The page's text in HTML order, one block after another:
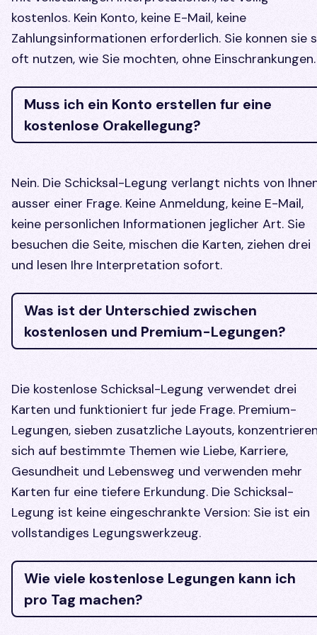
kostenlos. Kein Konto, keine E-Mail, keine
Zahlungsinformationen erforderlich. Sie konnen sie
oft nutzen, wie Sie mochten, ohne Einschrankungen.
Muss ich ein Konto erstellen fur eine
kostenlose Orakellegung?
Nein. Die Schicksal-Legung verlangt nichts von
ausser einer Frage. Keine Anmeldung, keine E-Mail,
keine personlichen Informationen jeglicher Art. Sie
besuchen die Seite, mischen die Karten, ziehen drei
und lesen Ihre Interpretation sofort.
Was ist der Unterschied zwischen
kostenlosen und Premium-Legungen?
Die kostenlose Schicksal-Legung verwendet drei
Karten und funktioniert fur jede Frage. Premium-
Legungen, sieben zusatzliche Layouts,
sich auf bestimmte Themen wie Liebe, Karriere,
Gesundheit und Lebensweg und verwenden mehr
Karten fur eine tiefere Erkundung. Die Schicksal-
Legung ist keine eingeschrankte Version: Sie ist ein
vollstandiges Legungswerkzeug.
Wie viele kostenlose Legungen kann ich
pro Tag machen?